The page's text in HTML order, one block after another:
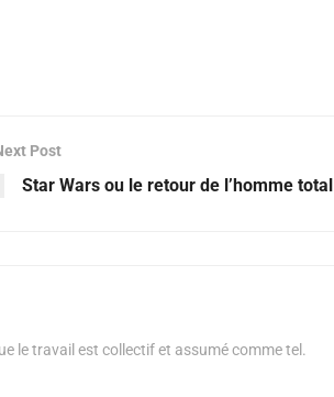
Post
Star Wars ou le retour de l’homme total
le travail est collectif et assumé comme tel.